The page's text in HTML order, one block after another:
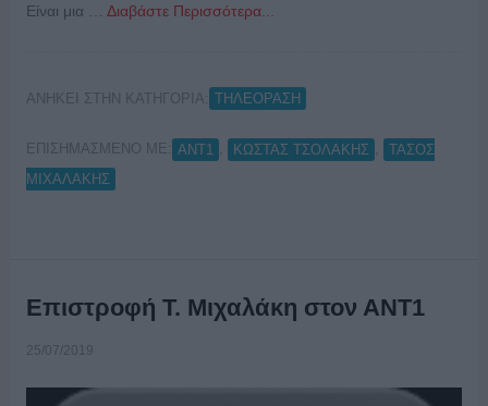
Είναι μια … Διαβάστε Περισσότερα...
ΑΝΗΚΕΙ ΣΤΗΝ ΚΑΤΗΓΟΡΙΑ: ΤΗΛΕΟΡΑΣΗ
ΕΠΙΣΗΜΑΣΜΕΝΟ ΜΕ: ΑΝΤ1 ΚΩΣΤΑΣ ΤΣΟΛΑΚΗΣ
ΤΑΣΟΣ
ΜΙΧΑΛΑΚΗΣ
Επιστροφή Τ. Μιχαλάκη στον ΑΝΤ1
25/07/2019